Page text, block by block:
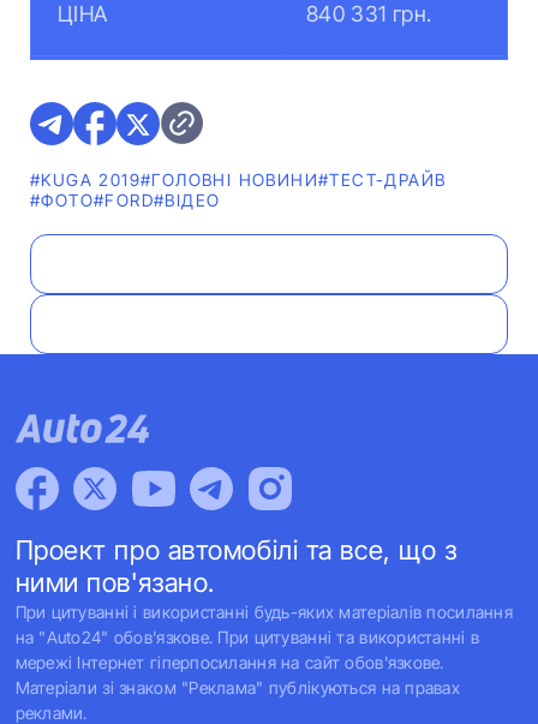
ЦІНА 840 331 грн.
#KUGA 2019#ГОЛОВНІ НОВИНИ#ТЕСТ-ДРАЙВ
#ФОТО#FORD#ВІДЕО
Проект про автомобілі та все, що з
ними пов'язано.
При цитуванні і використанні будь-яких матеріалів посилання
на "Auto24" обов'язкове. При цитуванні та використанні в
мережі Інтернет гіперпосилання на сайт обов'язкове.
Матеріали зі знаком "Реклама" публікуються на правах
реклами.